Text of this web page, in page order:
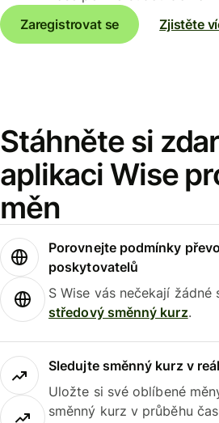
Zaregistrovat se
Zjistěte
Stáhněte si
aplikaci Wise
měn
Porovnejte podmínky
poskytovatelů
S Wise vás nečekají
středový směnný kurz.
Sledujte směnný kurz v
Uložte si své oblíbené
směnný kurz v průběhu